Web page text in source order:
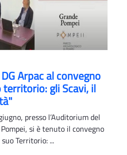
Arpac al convegno
territorio: gli Scavi, il
presso l’Auditorium del
si è tenuto il convegno
Territorio: ...